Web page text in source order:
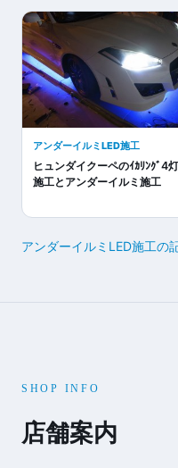
アンダーイルミLED施工
ヒュンダイクーペのｲｶﾘﾝｸﾞ4灯
施工とアンダーイルミ施工
アンダーイルミLED施工の
SHOP INFO
店舗案内